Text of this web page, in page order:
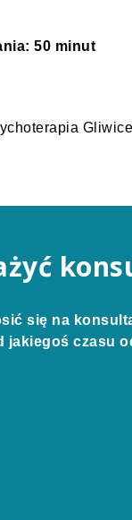
50 minut
się na
jakiegoś czasu